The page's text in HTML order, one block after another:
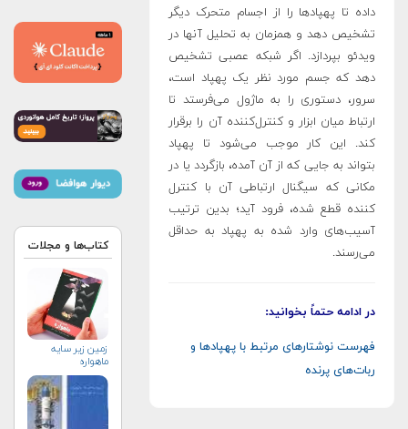
داده‌ تا پهپادها را از اجسام متحرک دیگر
تشخیص دهد و همزمان به تحلیل آنها در
ویدئو بپردازد. اگر شبکه عصبی تشخیص
دهد که جسم مورد نظر یک پهپاد است،
سرور، دستوری را به ماژول می‌فرستد تا
ارتباط میان ابزار و کنترل‌کننده آن را برقرار
کند. این کار موجب می‌شود تا پهپاد
بتواند به جایی که از آن آمده، بازگردد یا در
مکانی که سیگنال ارتباطی آن با کنترل
کننده قطع شده، فرود آید؛ بدین ترتیب
آسیب‌های وارد شده به پهپاد به حداقل
می‌رسند.
در ادامه حتماً بخوانید:
فهرست نوشتارهای مرتبط با پهپادها و
ربات‌های پرنده
کتاب‌ها و مجلات
زمین زیر سایه
ماهواره